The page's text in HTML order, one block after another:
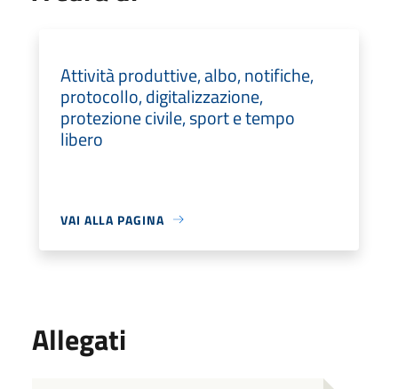
Attività produttive, albo, notifiche,
protocollo, digitalizzazione,
protezione civile, sport e tempo
libero
VAI ALLA PAGINA
Allegati